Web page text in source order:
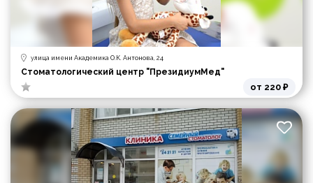
улица имени Академика О.К. Антонова, 24
Стоматологический центр "ПрезидиумМед"
от 220 ₽